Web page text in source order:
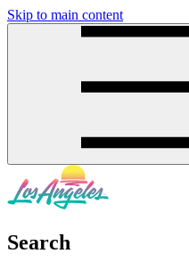
Skip to main content
Search